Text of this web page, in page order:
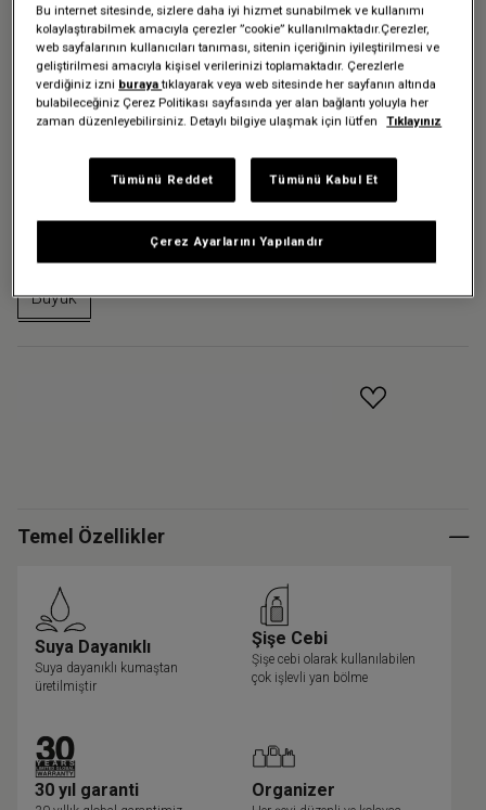
SUPLYER SUNDAY GREY SIRT
ÇANTASI
6.999,00 TL
Sunday Grey
Beden:
Büyük
Temel Özellikler
Suya Dayanıklı
Suya dayanıklı kumaştan
üretilmiştir
Şişe Cebi
Şişe cebi olarak kullanılabilen
çok işlevli yan bölme
30 yıl garanti Organizer
Bu internet sitesinde, sizlere daha iyi hizmet sunabilmek ve kullanımı
kolaylaştırabilmek amacıyla çerezler ”cookie” kullanılmaktadır.Çerezler,
web sayfalarının kullanıcıları tanıması, sitenin içeriğinin iyileştirilmesi ve
geliştirilmesi amacıyla kişisel verilerinizi toplamaktadır. Çerezlerle
verdiğiniz izni burayatıklayarak veya web sitesinde her sayfanın altında
bulabileceğiniz Çerez Politikası sayfasında yer alan bağlantı yoluyla her
zaman düzenleyebilirsiniz. Detaylı bilgiye ulaşmak için lütfen
Tıklayınız
Çerez Ayarlarını Yapılandır
Tümünü Reddet Tümünü Kabul Et